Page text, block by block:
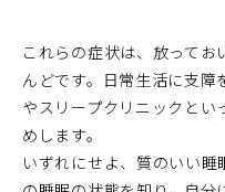
これらの症状は、放って
んどです。日常生活に支
やスリープクリニックと
めします。
いずれにせよ、質のいい